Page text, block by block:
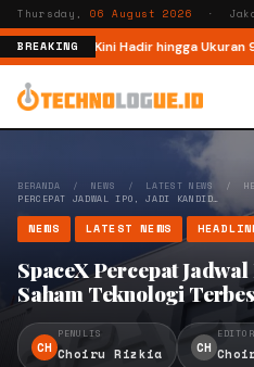
Thursday,06 August 2026 ·
BREAKINGKini Hadir hingga Ukuran 98
BERANDA / NEWS / LATEST NEWS /
PERCEPAT JADWAL IPO, JADI KANDID…
NEWS LATEST NEWS
SpaceX Percepat
Saham Teknologi
CH
PENULIS
Choiru Rizkia CH
EDITOR